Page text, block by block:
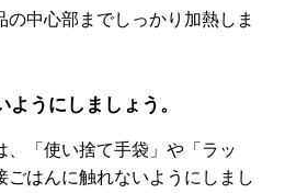
中心部までしっかり加熱しま
うにしましょう。
「使い捨て手袋」や「ラッ
ごはんに触れないようにしまし